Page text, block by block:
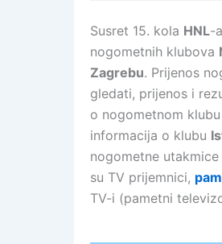
Susret 15. kola HNL-
nogometnih klubova
Zagrebu. Prijenos
gledati, prijenos i
o nogometnom klubu
informacija o klubu
nogometne
su TV prijemnici,
TV-i (pametni